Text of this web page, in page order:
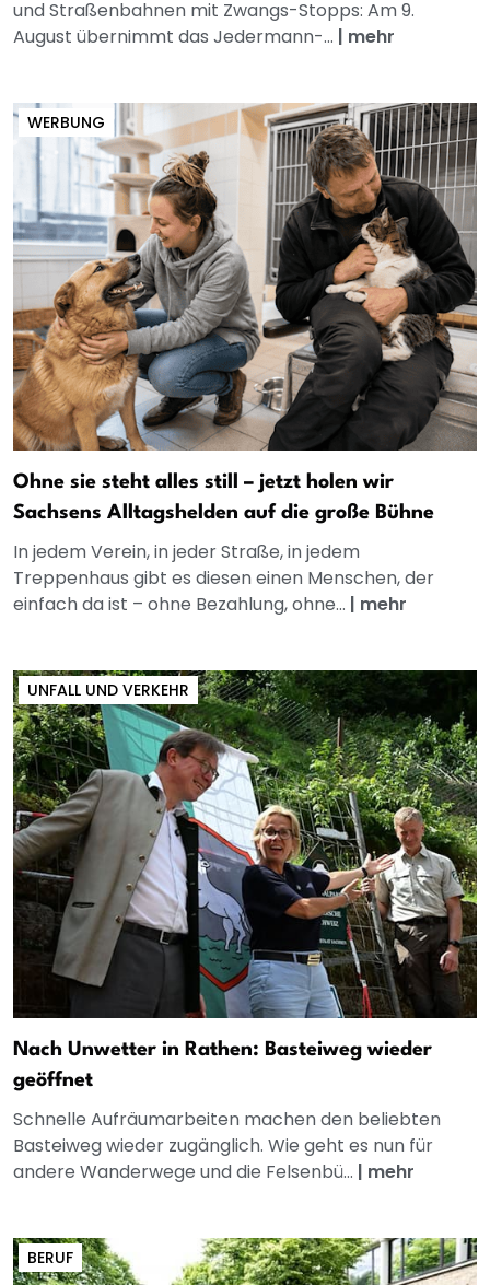
und Straßenbahnen mit Zwangs-Stopps: Am 9.
August übernimmt das Jedermann-... | mehr
WERBUNG
Ohne sie steht alles still – jetzt holen wir
Sachsens Alltagshelden auf die große Bühne
In jedem Verein, in jeder Straße, in jedem
Treppenhaus gibt es diesen einen Menschen, der
einfach da ist – ohne Bezahlung, ohne... | mehr
UNFALL UND VERKEHR
Nach Unwetter in Rathen: Basteiweg wieder
geöffnet
Schnelle Aufräumarbeiten machen den beliebten
Basteiweg wieder zugänglich. Wie geht es nun für
andere Wanderwege und die Felsenbü... | mehr
BERUF